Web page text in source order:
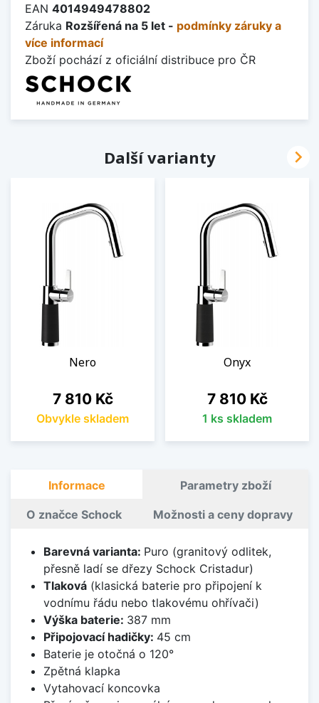
EAN 4014949478802
Záruka Rozšířená na 5 let - podmínky záruky a
více informací
Zboží pochází z oficiální distribuce pro ČR
Další varianty
Nero
Cena
7 810 Kč
Obvykle skladem
Onyx
Cena
7 810 Kč
1 ks skladem

Informace Parametry zboží
O značce Schock Možnosti a ceny dopravy
Barevná varianta: Puro (granitový odlitek,
přesně ladí se dřezy Schock Cristadur)
Tlaková(klasická baterie pro připojení k
vodnímu řádu nebo tlakovému ohřívači)
Výška baterie: 387 mm
Připojovací hadičky: 45 cm
Baterie je otočná o 120°
Zpětná klapka
Vytahovací koncovka